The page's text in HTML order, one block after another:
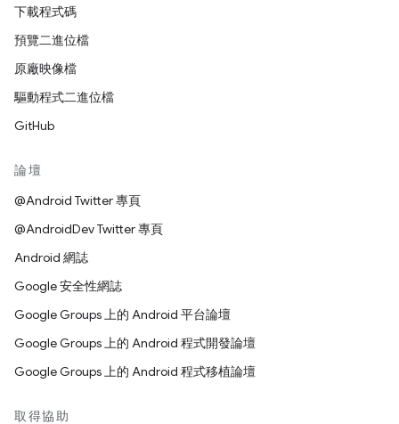
下載程式碼
預覽二進位檔
原廠映像檔
驅動程式二進位檔
GitHub
論壇
@Android Twitter 專頁
@AndroidDev Twitter 專頁
Android 網誌
Google 安全性網誌
Google Groups 上的 Android 平台論壇
Google Groups 上的 Android 程式開發論壇
Google Groups 上的 Android 程式移植論壇
取得協助